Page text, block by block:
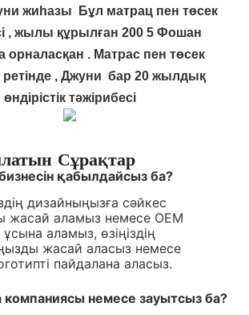
жиһазы Бұл матрац пен төсек
, жылы құрылған 200 5Фошан
орналасқан . Матрас пен төсек
ретінде , Джуни бар 20 жылдық
өндірістік тәжірибесі
Сұрақтар
қабылдайсыз ба?
дизайныңызға сәйкес
жасай аламыз немесе OEM
аламыз, өзіңіздің
жасай аласыз немесе
пайдалана аласыз.
компаниясы немесе зауытсыз ба?